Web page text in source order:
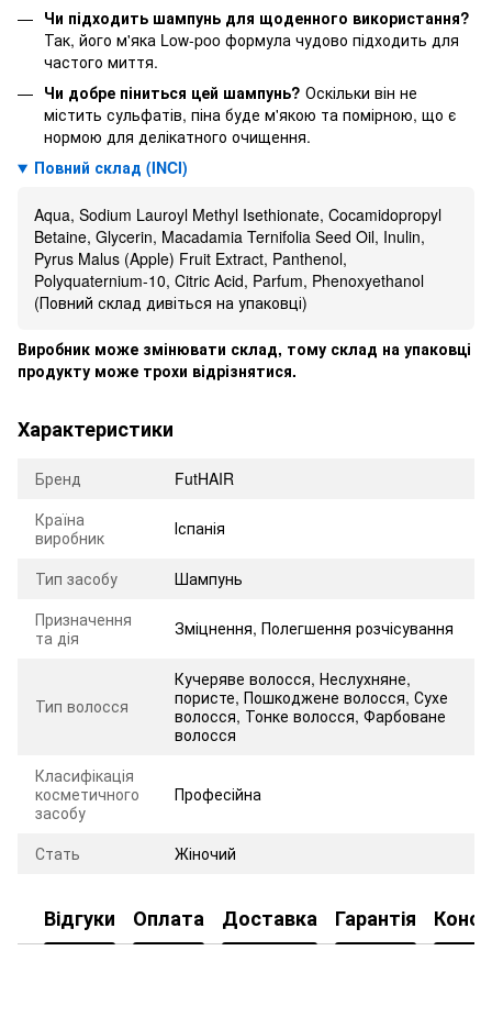
Чи підходить шампунь для щоденного використання?
Так, його м'яка Low-poo формула чудово підходить для
частого миття.
Чи добре піниться цей шампунь? Оскільки він не
містить сульфатів, піна буде м'якою та помірною, що є
нормою для делікатного очищення.
Повний склад (INCI)
Aqua, Sodium Lauroyl Methyl Isethionate, Cocamidopropyl
Betaine, Glycerin, Macadamia Ternifolia Seed Oil, Inulin,
Pyrus Malus (Apple) Fruit Extract, Panthenol,
Polyquaternium-10, Citric Acid, Parfum, Phenoxyethanol
(Повний склад дивіться на упаковці)
Виробник може змінювати склад, тому склад на упаковці
продукту може трохи відрізнятися.
Характеристики
Бренд
FutHAIR
Країна
виробник
Іспанія
Тип засобу
Шампунь
Призначення
та дія
Зміцнення, Полегшення розчісування
Тип волосся
Кучеряве волосся, Неслухняне,
пористе, Пошкоджене волосся, Сухе
волосся, Тонке волосся, Фарбоване
волосся
Класифікація
косметичного
засобу
Професійна
Стать Жіночий
Відгуки Оплата Доставка Гарантія